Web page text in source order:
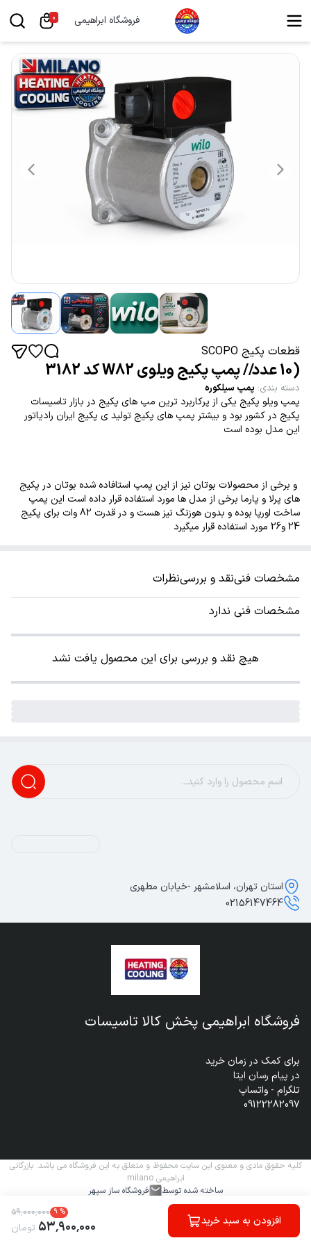
فروشگاه ابراهیمی 0
قطعات پکیج SCOPO
(10 عدد// پمپ پکیج ویلوی W82 کد 3182
دسته بندی: پمپ سیلکوره
افزودن به سبد خرید
۵۹٬۰۰۰٬۰۰۰ 9 %
۵۳٬۹۰۰٬۰۰۰ تومان
پمپ ویلو پکیج یکی از پرکاربرد ترین مپ های پکیج در بازار تاسیسات
پکیج در کشور بود و بیشتر پمپ های پکیج تولید ی پکیج ایران رادیاتور
این مدل بوده است
و برخی از محصولات بوتان نیز از این پمپ استافاده شده بوتان در پکیج
های پرلا و پارما برخی از مدل ها مورد استفاده قرار داده است این پمپ
ساخت اورپا بوده و بدون هوزنگ نیز هست و در قدرت 82 وات برای پکیج
24 و26 مورد استفاده قرار میگیرد
مشخصات فنینقد و بررسینظرات
مشخصات فنی ندارد
هیچ نقد و بررسی برای این محصول یافت نشد
فروشگاه ابراهیمی پخش کالا تاسیسات
09122282097
استان تهران، اسلامشهر -خیابان مطهری
02156147464
کلیه حقوق مادی و معنوی این سایت محفوظ و متعلق به این فروشگاه می باشد. بازرگانی
ابراهیمی milano
ساخته شده توسط
فروشگاه ساز سپهر